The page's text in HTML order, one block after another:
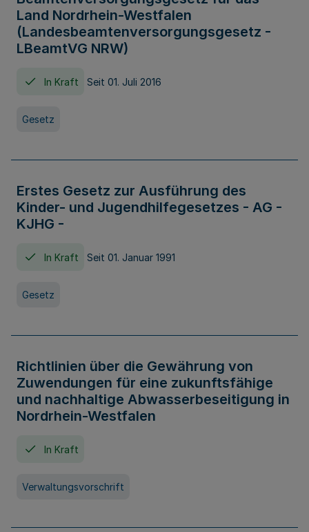
Land Nordrhein-Westfalen
(Landesbeamtenversorgungsgesetz -
LBeamtVG NRW)
In Kraft Seit 01. Juli 2016
Gesetz
Erstes Gesetz zur Ausführung des
Kinder- und Jugendhilfegesetzes - AG -
KJHG -
In Kraft Seit 01. Januar 1991
Gesetz
Richtlinien über die Gewährung von
Zuwendungen für eine zukunftsfähige
und nachhaltige Abwasserbeseitigung in
Nordrhein-Westfalen
In Kraft
Verwaltungsvorschrift